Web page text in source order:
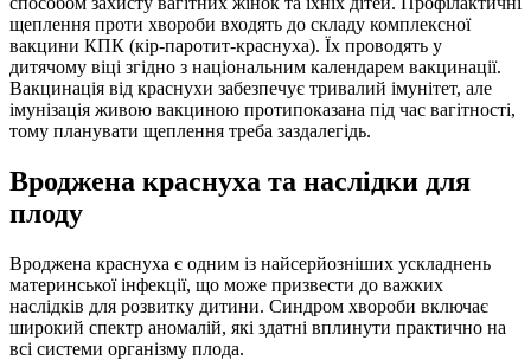
щеплення проти хвороби входять до складу комплексної
вакцини КПК (кір-паротит-краснуха). Їх проводять у
дитячому віці згідно з національним календарем вакцинації.
Вакцинація від краснухи забезпечує тривалий імунітет, але
імунізація живою вакциною протипоказана під час вагітності,
тому планувати щеплення треба заздалегідь.
Вроджена краснуха та наслідки для
плоду
Вроджена краснуха є одним із найсерйозніших ускладнень
материнської інфекції, що може призвести до важких
наслідків для розвитку дитини. Синдром хвороби включає
широкий спектр аномалій, які здатні вплинути практично на
всі системи організму плода.